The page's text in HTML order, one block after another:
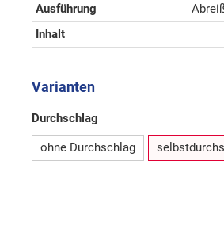
Ausführung
Inhalt
Varianten
Durchschlag
ohne Durchschlag